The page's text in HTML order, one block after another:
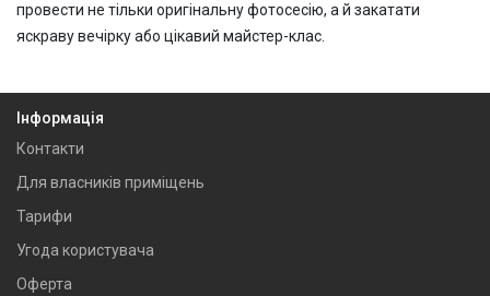
провести не тільки оригінальну фотосесію, а й закатати
яскраву вечірку або цікавий майстер-клас.
Інформація
Контакти
Для власників приміщень
Тарифи
Угода користувача
Оферта